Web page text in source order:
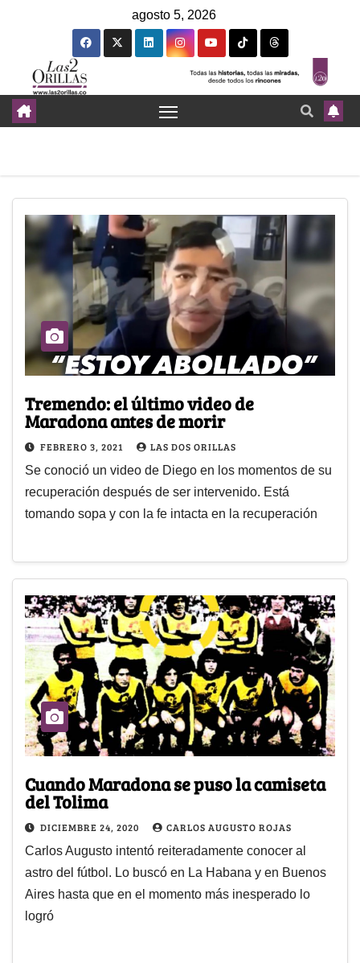
agosto 5, 2026
Tremendo: el último video de
Maradona antes de morir
FEBRERO 3, 2021 LAS DOS ORILLAS
Se conoció un video de Diego en los momentos de su
recuperación después de ser intervenido. Está
tomando sopa y con la fe intacta en la recuperación
Cuando Maradona se puso la camiseta
del Tolima
DICIEMBRE 24, 2020 CARLOS AUGUSTO ROJAS
Carlos Augusto intentó reiteradamente conocer al
astro del fútbol. Lo buscó en La Habana y en Buenos
Aires hasta que en el momento más inesperado lo
logró